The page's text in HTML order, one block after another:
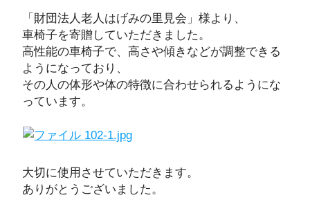
「財団法人老人はげみの里見会」様より、
車椅子を寄贈していただきました。
高性能の車椅子で、高さや傾きなどが調整できる
ようになっており、
その人の体形や体の特徴に合わせられるようにな
っています。
大切に使用させていただきます。
ありがとうございました。